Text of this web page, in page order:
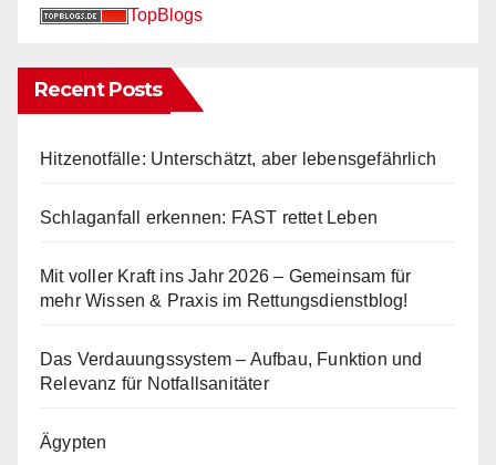
TopBlogs
Recent Posts
Hitzenotfälle: Unterschätzt, aber lebensgefährlich
Schlaganfall erkennen: FAST rettet Leben
Mit voller Kraft ins Jahr 2026 – Gemeinsam für
mehr Wissen & Praxis im Rettungsdienstblog!
Das Verdauungssystem – Aufbau, Funktion und
Relevanz für Notfallsanitäter
Ägypten